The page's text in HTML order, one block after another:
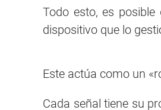
Todo esto, es
dispositivo que lo
Este actúa como un
Cada señal tiene su